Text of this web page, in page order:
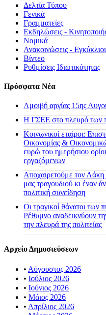
Δελτία Τύπου
Γενικά
Γραμματείες
Εκδηλώσεις -
Νομικά
Ανακοινώσεις - Εγκύκλιοι
Βίντεο
Ρυθμίσεις Ιδιωτικότητας
Πρόσφατα Νέα
Αμοιβή αργίας 15ης
H ΓΣΕΕ στο πλευρό των
Κοινωνικοί εταίροι:
Οικονομίας &
ευρώ του ημερήσιου
εργαζόμενων
Αποχαιρετούμε τον
μας τραγουδιού κι έναν
πολιτική συνείδηση
Οι τραγικοί θάνατοι των
Ρέθυμνο αναδεικνύουν
την πλευρά της πολιτείας
Αρχείο Δημοσιεύσεων
• Αύγουστος 2026
• Ιούλιος 2026
• Ιούνιος 2026
• Μάιος 2026
• Απρίλιος 2026